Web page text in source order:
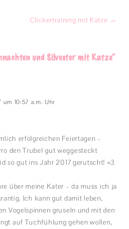
Clickertraining mit Katze →
und Silvester mit Katze“
um 10:57 a.m. Uhr
erfolgreichen Feiertagen –
den Trubel gut weggesteckt
so gut ins Jahr 2017 gerutscht! <3
über meine Kater – da muss ich ja
Ich kann gut damit leben,
Vogelspinnen gruseln und mit den
auf Tuchfühlung gehen wollen,